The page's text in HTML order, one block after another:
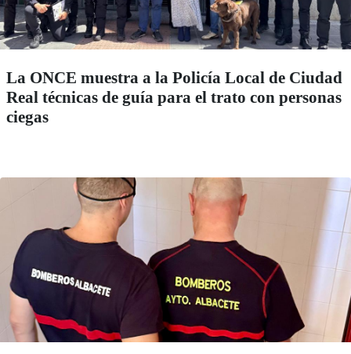
La ONCE muestra a la Policía Local de Ciudad
Real técnicas de guía para el trato con personas
ciegas